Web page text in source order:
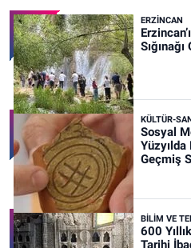
ERZINCAN
Sığınağı
KÜLTÜR-
Sosyal
Yüzyılda
Geçmiş
BİLİM VE
600
Tarihi